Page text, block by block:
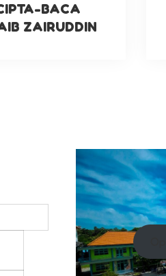
BACA
ZAIRUDDIN